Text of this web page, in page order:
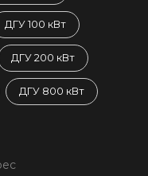
ДГУ 100 кВт
ДГУ 200 кВт
ДГУ 800 кВт